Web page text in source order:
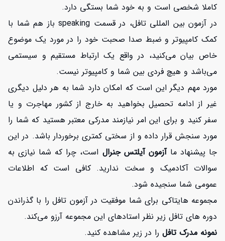
کاملا شخصی است و به خود شما بستگی دارد.
در آزمون بین المللی تافل، در قسمت speaking باز هم شما با
کمک کامپیوتر و ضبط صدا صحبت خود را در مورد یک موضوع
خاص بیان می‌کنید، در واقع یک ارتباط مستقیم و سیستمی
می‌باشد و هیچ فردی بین شما و کامپیوتر نیست.
مورد مهم دیگر این است که امکان دارد شما به هر دلیل دیگری
غیر از ادامه تحصیل بخواهید به خارج از کشور مهاجرت و یا
سفر کنید و برای این امر نیازمند مدرکی معتبر هستید که شما را
مورد سنجش قرار داده و از سختی کمتری برخوردار باشد. در این
جا پیشنهاد ماآزمون آیلتس جنرال است، چرا که شما نیازی به
سوالات آکادمیک و سخت ندارید. کافی است که اطلاعات
عمومی شما سنجیده شود.
مجموعه هایتاکی برای شما موفقیت در آزمون تافل را با گذراندن
دوره های تافل زیر نظر استادهای این مجموعه آرزو می‌کند.
نمونه مدرک تافل را در زیر مشاهده کنید.